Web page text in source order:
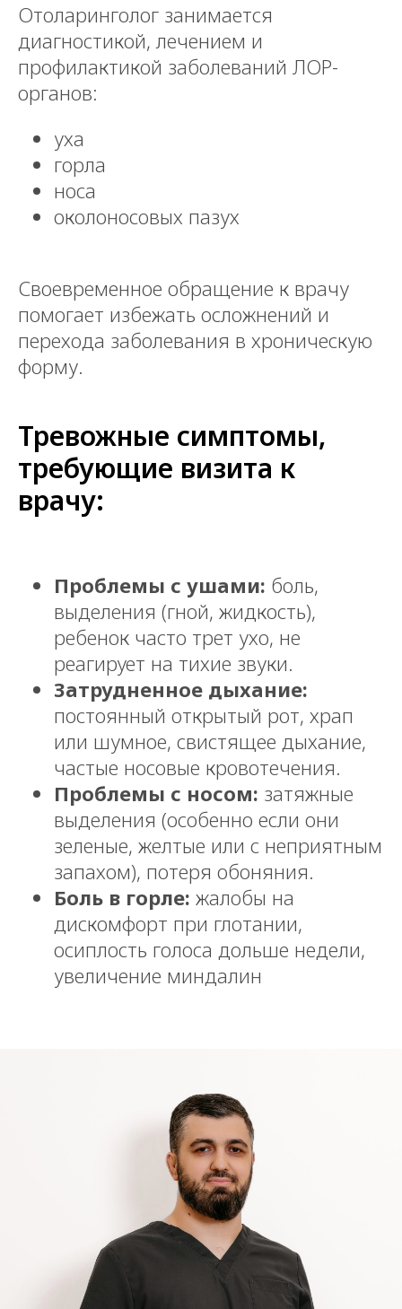
Отоларинголог занимается
диагностикой, лечением и
профилактикой заболеваний ЛОР-
органов:
уха
горла
носа
околоносовых пазух
Своевременное обращение к врачу
помогает избежать осложнений и
перехода заболевания в хроническую
форму.
Тревожные симптомы,
требующие визита к
врачу:
Проблемы с ушами: боль,
выделения (гной, жидкость),
ребенок часто трет ухо, не
реагирует на тихие звуки.
Затрудненное дыхание:
постоянный открытый рот, храп
или шумное, свистящее дыхание,
частые носовые кровотечения.
Проблемы с носом: затяжные
выделения (особенно если они
зеленые, желтые или с неприятным
запахом), потеря обоняния.
Боль в горле: жалобы на
дискомфорт при глотании,
осиплость голоса дольше недели,
увеличение миндалин